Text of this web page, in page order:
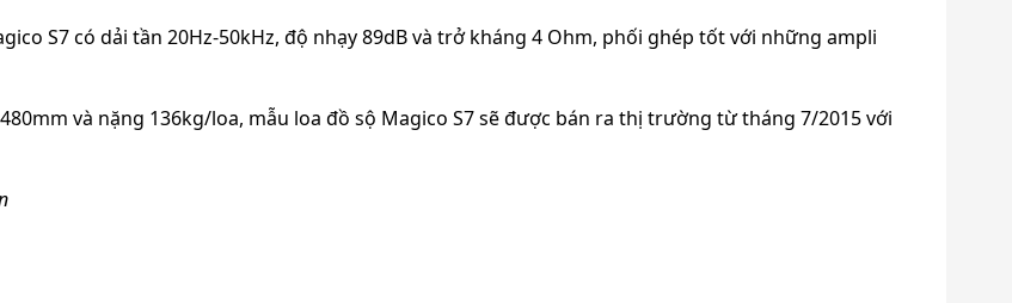
S7 có dải tần 20Hz-50kHz, độ nhạy 89dB và trở kháng 4 Ohm, phối ghép tốt với những ampli
và nặng 136kg/loa, mẫu loa đồ sộ Magico S7 sẽ được bán ra thị trường từ tháng 7/2015 với